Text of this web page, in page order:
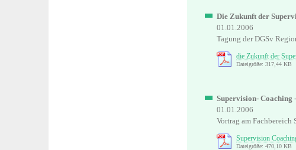
Die Zukunft der
01.01.2006
Tagung der DGSv
die Zukunft der
Dateigröße: 317,44 KB
Supervision-
01.01.2006
Vortrag am Fachbereich
Supervision
Dateigröße: 470,10 KB